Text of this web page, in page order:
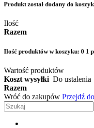
Produkt został dodany do
Ilość
Razem
Ilość produktów w koszyku: 0 1
Wartość produktów
Koszt wysyłki Do ustalenia
Razem
Wróć do zakupów Przejdź